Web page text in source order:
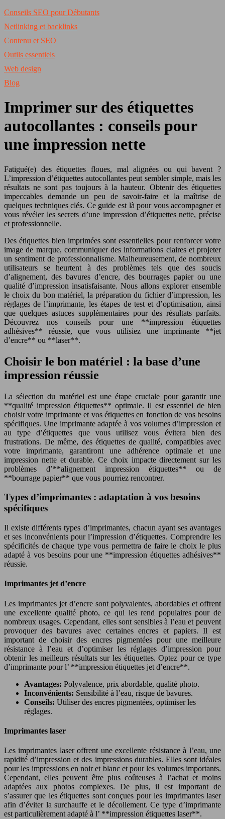
Conseils SEO pour Débutants
Netlinking et backlinks
Contenu et SEO
Outils essentiels
Web design
Blog
Imprimer sur des étiquettes
autocollantes : conseils pour
une impression nette
Fatigué(e) des étiquettes floues, mal alignées ou qui bavent ?
L’impression d’étiquettes autocollantes peut sembler simple, mais les
résultats ne sont pas toujours à la hauteur. Obtenir des étiquettes
impeccables demande un peu de savoir-faire et la maîtrise de
quelques techniques clés. Ce guide est là pour vous accompagner et
vous révéler les secrets d’une impression d’étiquettes nette, précise
et professionnelle.
Des étiquettes bien imprimées sont essentielles pour renforcer votre
image de marque, communiquer des informations claires et projeter
un sentiment de professionnalisme. Malheureusement, de nombreux
utilisateurs se heurtent à des problèmes tels que des soucis
d’alignement, des bavures d’encre, des bourrages papier ou une
qualité d’impression insatisfaisante. Nous allons explorer ensemble
le choix du bon matériel, la préparation du fichier d’impression, les
réglages de l’imprimante, les étapes de test et d’optimisation, ainsi
que quelques astuces supplémentaires pour des résultats parfaits.
Découvrez nos conseils pour une **impression étiquettes
adhésives** réussie, que vous utilisiez une imprimante **jet
d’encre** ou **laser**.
Choisir le bon matériel : la base d’une
impression réussie
La sélection du matériel est une étape cruciale pour garantir une
**qualité impression étiquettes** optimale. Il est essentiel de bien
choisir votre imprimante et vos étiquettes en fonction de vos besoins
spécifiques. Une imprimante adaptée à vos volumes d’impression et
au type d’étiquettes que vous utilisez vous évitera bien des
frustrations. De même, des étiquettes de qualité, compatibles avec
votre imprimante, garantiront une adhérence optimale et une
impression nette et durable. Ce choix impacte directement sur les
problèmes d’**alignement impression étiquettes** ou de
**bourrage papier** que vous pourriez rencontrer.
Types d’imprimantes : adaptation à vos besoins
spécifiques
Il existe différents types d’imprimantes, chacun ayant ses avantages
et ses inconvénients pour l’impression d’étiquettes. Comprendre les
spécificités de chaque type vous permettra de faire le choix le plus
adapté à vos besoins pour une **impression étiquettes adhésives**
réussie.
Imprimantes jet d’encre
Les imprimantes jet d’encre sont polyvalentes, abordables et offrent
une excellente qualité photo, ce qui les rend populaires pour de
nombreux usages. Cependant, elles sont sensibles à l’eau et peuvent
provoquer des bavures avec certaines encres et papiers. Il est
important de choisir des encres pigmentées pour une meilleure
résistance à l’eau et d’optimiser les réglages d’impression pour
obtenir les meilleurs résultats sur les étiquettes. Optez pour ce type
d’imprimante pour l’ **impression étiquettes jet d’encre**.
Avantages: Polyvalence, prix abordable, qualité photo.
Inconvénients: Sensibilité à l’eau, risque de bavures.
Conseils: Utiliser des encres pigmentées, optimiser les
réglages.
Imprimantes laser
Les imprimantes laser offrent une excellente résistance à l’eau, une
rapidité d’impression et des impressions durables. Elles sont idéales
pour les impressions en noir et blanc et pour les volumes importants.
Cependant, elles peuvent être plus coûteuses à l’achat et moins
adaptées aux photos complexes. De plus, il est important de
s’assurer que les étiquettes sont conçues pour les imprimantes laser
afin d’éviter la surchauffe et le décollement. Ce type d’imprimante
est particulièrement adapté à l’ **impression étiquettes laser**.